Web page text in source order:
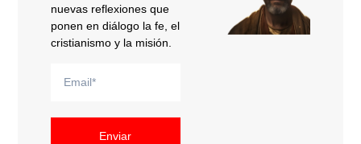
nuevas reflexiones que
ponen en diálogo la fe, el
cristianismo y la misión.
Enviar